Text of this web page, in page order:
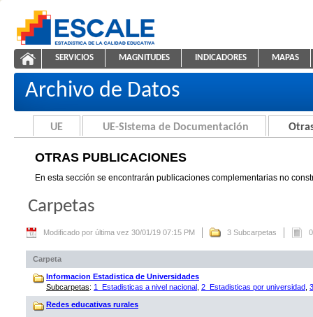
ESCALE - Unidad de Estadística Educativa
Otras Publicaciones
NAVEGACIÓN
SERVICIOS MAGNITUDES INDICADORES MAPAS
Archivo de Datos
UE UE-Sistema de Documentación
OTRAS PUBLICACIONES
En esta sección se encontrarán publicaciones complementarias no
Carpetas
Modificado por última vez 30/01/19 07:15 PM 3 Subcarpetas
Carpeta
Informacion Estadistica de Universidades
Subcarpetas: 1_Estadisticas a nivel nacional 2_Estadisticas por universidad
Redes educativas rurales